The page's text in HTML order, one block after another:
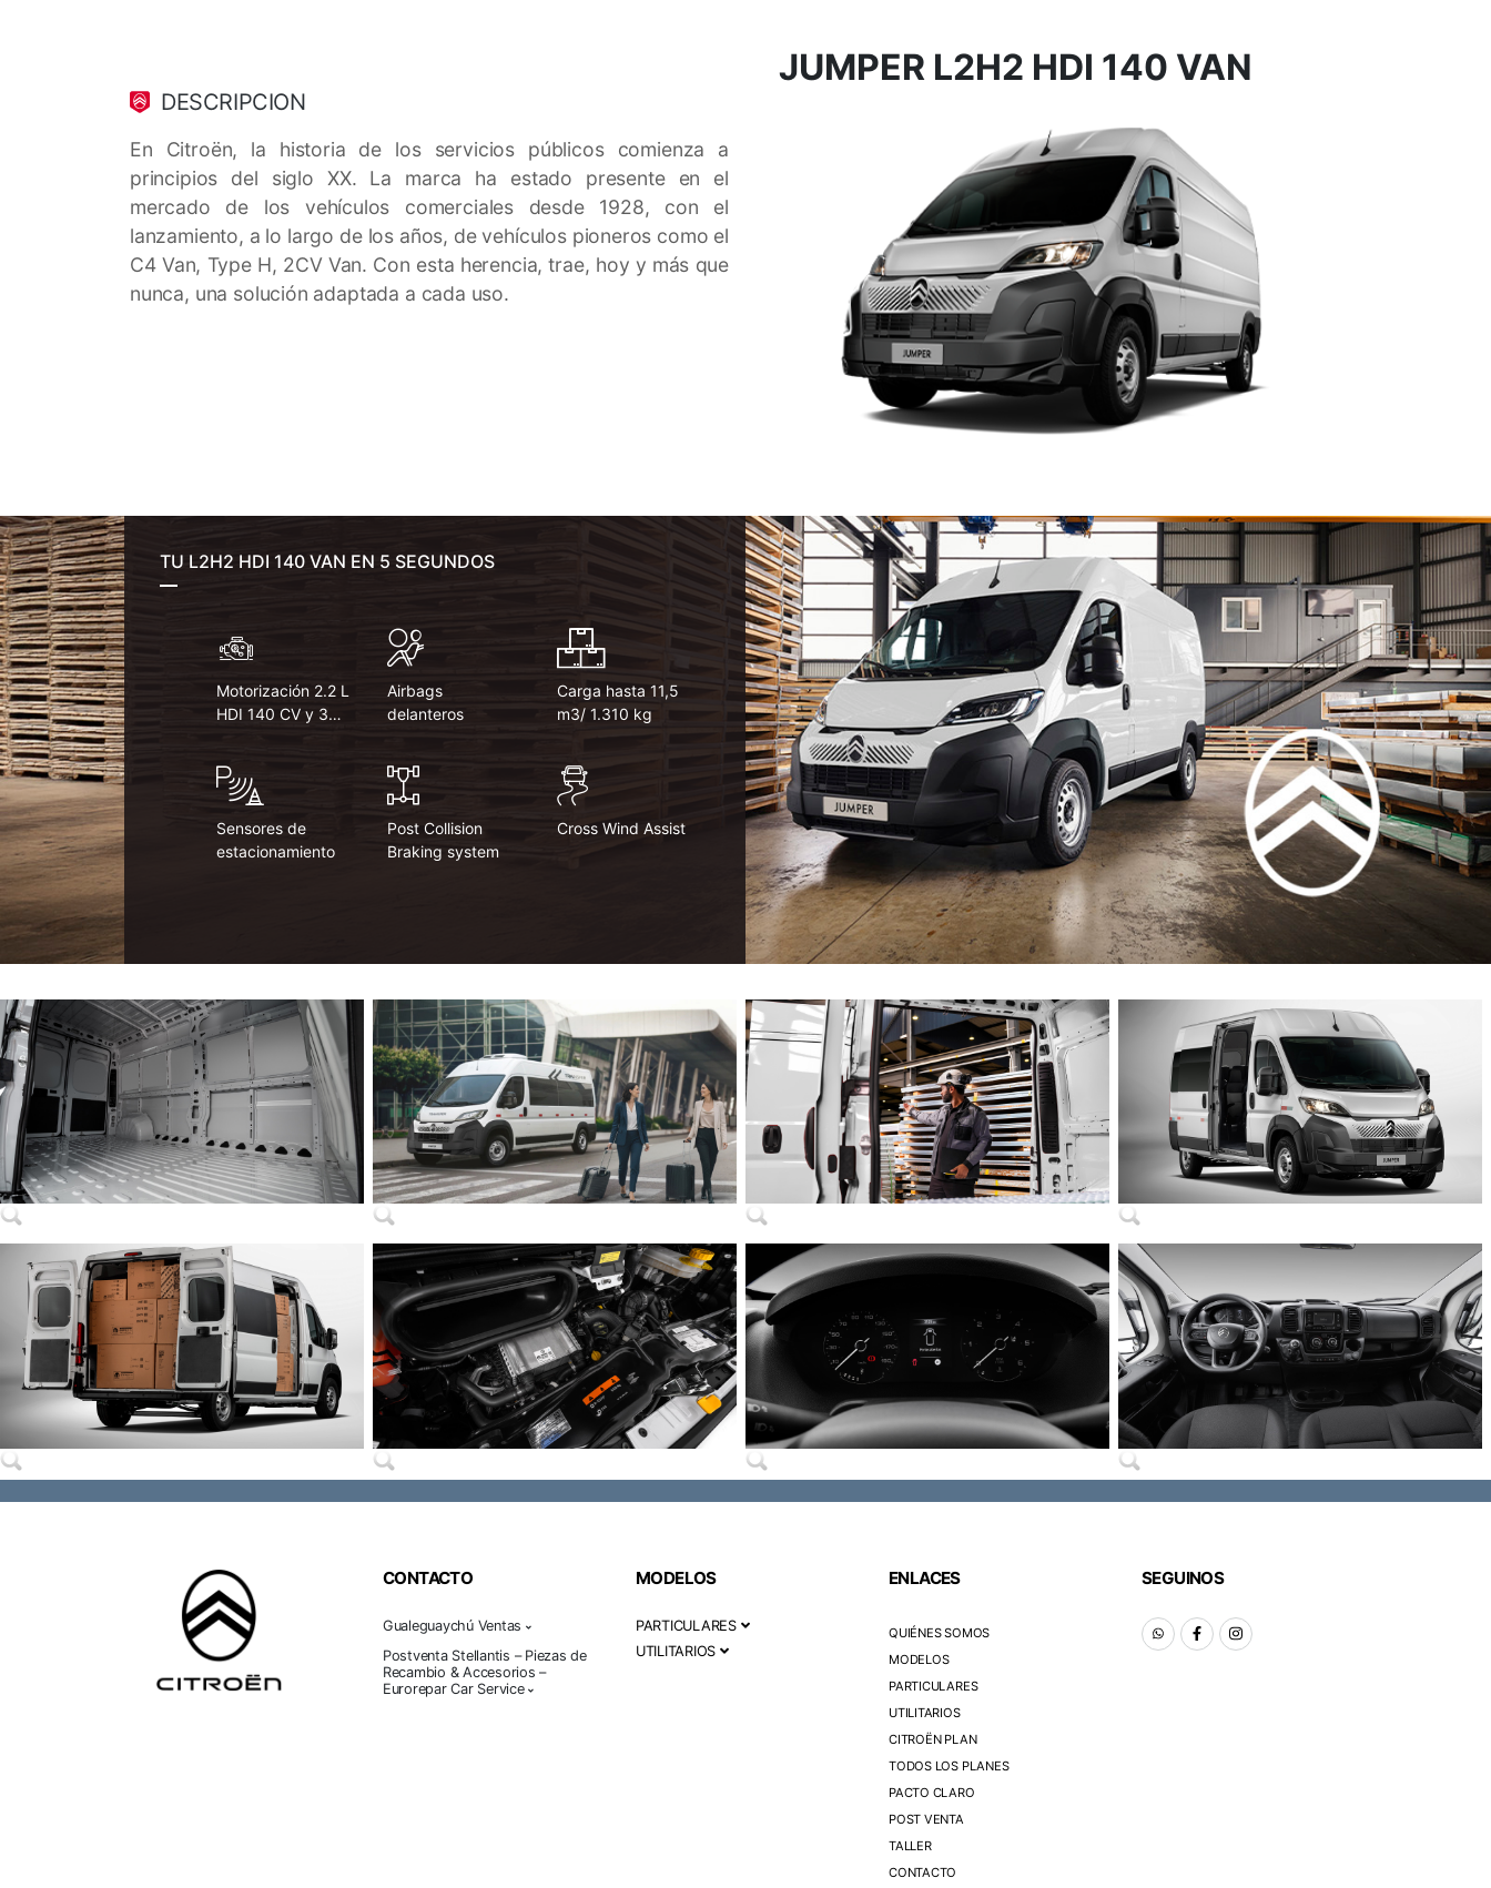
DESCRIPCION
En Citroën, la historia de los servicios públicos comienza a
principios del siglo XX. La marca ha estado presente en el
mercado de los vehículos comerciales desde 1928, con el
lanzamiento, a lo largo de los años, de vehículos pioneros como el
C4 Van, Type H, 2CV Van. Con esta herencia, trae, hoy y más que
nunca, una solución adaptada a cada uso.
JUMPER L2H2 HDI 140 VAN
TU L2H2 HDI 140 VAN EN 5 SEGUNDOS
Motorización 2.2 L
HDI 140 CV y 350
Airbags
delanteros
Carga hasta 11,5
m3/ 1.310 kg
Sensores de
estacionamiento
Post Collision
Braking system
Cross Wind Assist
CONTACTO
Gualeguaychú Ventas
Postventa Stellantis – Piezas de
Recambio & Accesorios –
Eurorepar Car Service
MODELOS
PARTICULARES
UTILITARIOS
ENLACES
QUIÉNES SOMOS
MODELOS
PARTICULARES
UTILITARIOS
CITROËN PLAN
TODOS LOS PLANES
PACTO CLARO
POST VENTA
TALLER
CONTACTO
SEGUINOS